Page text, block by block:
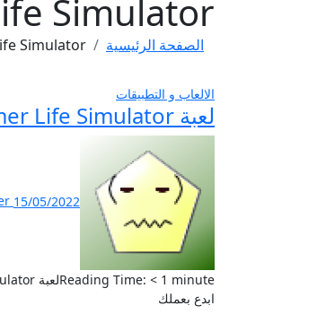
Simulator
الصفحة الرئيسية Simulator
الالعاب و التطبيقات
لعبة Streamer Life Simulator الرائعة
15/05/2022
Reading Time: < 1 minuteلعبة Streamer Life Simulator محاكاة جميلة عبارا عن انك تقوم بعمل الستريمر يوجد لديك بغرفتك كل ما يخص اليوتيوبرز فقط
ابدع بعملك